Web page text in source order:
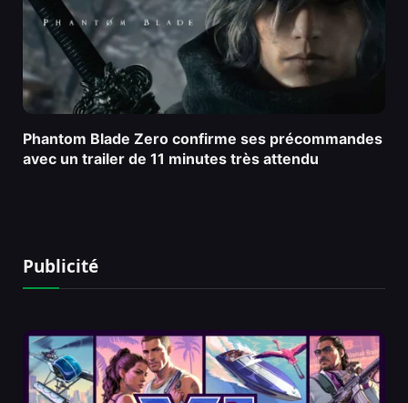
Phantom Blade Zero confirme ses précommandes
avec un trailer de 11 minutes très attendu
Publicité